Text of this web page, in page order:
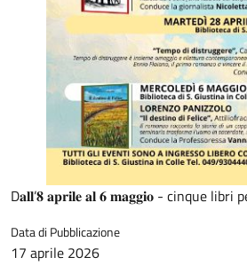
D𝐚𝐥𝐥’𝟖 𝐚𝐩𝐫𝐢𝐥𝐞 𝐚𝐥 𝟔 𝐦𝐚𝐠𝐠𝐢𝐨 - cinque
Data di Pubblicazione
17 aprile 2026